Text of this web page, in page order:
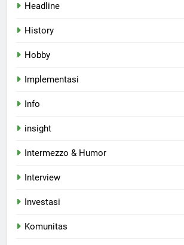
Headline
History
Hobby
Implementasi
Info
insight
Intermezzo & Humor
Interview
Investasi
Komunitas